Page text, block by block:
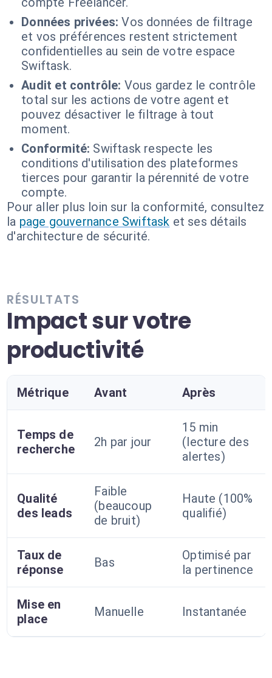
Données privées: Vos données de filtrage
et vos préférences restent strictement
confidentielles au sein de votre espace
Swiftask.
Audit et contrôle: Vous gardez le contrôle
total sur les actions de votre agent et
pouvez désactiver le filtrage à tout
moment.
Conformité: Swiftask respecte les
conditions d'utilisation des plateformes
tierces pour garantir la pérennité de votre
compte.
Pour aller plus loin sur la conformité, consultez
la page gouvernance Swiftask et ses détails
d'architecture de sécurité.
RÉSULTATS
Impact sur votre
productivité
Métrique Avant Après
Temps de
recherche
2h par jour
15 min
(lecture des
alertes)
Qualité
des leads
Faible
(beaucoup
de bruit)
Haute (100%
qualifié)
Taux de
réponse
Bas
Optimisé par
la pertinence
Mise en
place
Manuelle Instantanée